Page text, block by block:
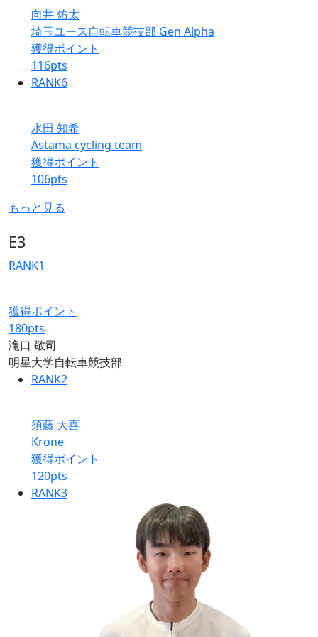
向井 佑太
埼玉ユース自転車競技部 Gen Alpha
獲得ポイント
116pts
RANK6
水田 知希
Astama cycling team
獲得ポイント
106pts
もっと見る
E3
RANK1
獲得ポイント
180pts
滝口 敬司
明星大学自転車競技部
RANK2
須藤 大喜
Krone
獲得ポイント
120pts
RANK3